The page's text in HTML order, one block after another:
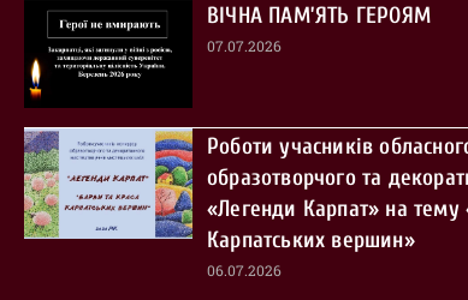
ВІЧНА ПАМ’ЯТЬ ГЕРОЯМ
07.07.2026
Роботи учасників
образотворчого та
«Легенди Карпат» на тему
Карпатських вершин»
06.07.2026